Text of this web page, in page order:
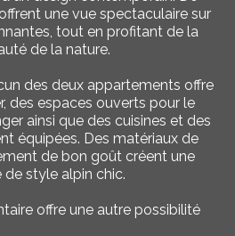
une vue spectaculaire sur
tout en profitant de la
de la nature.
des deux appartements offre
des espaces ouverts pour le
ainsi que des cuisines et des
équipées. Des matériaux de
de bon goût créent une
style alpin chic.
offre une autre possibilité